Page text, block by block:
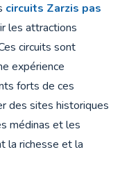
circuits Zarzis pas
les attractions
circuits sont
expérience
forts de ces
des sites historiques
médinas et les
la richesse et la